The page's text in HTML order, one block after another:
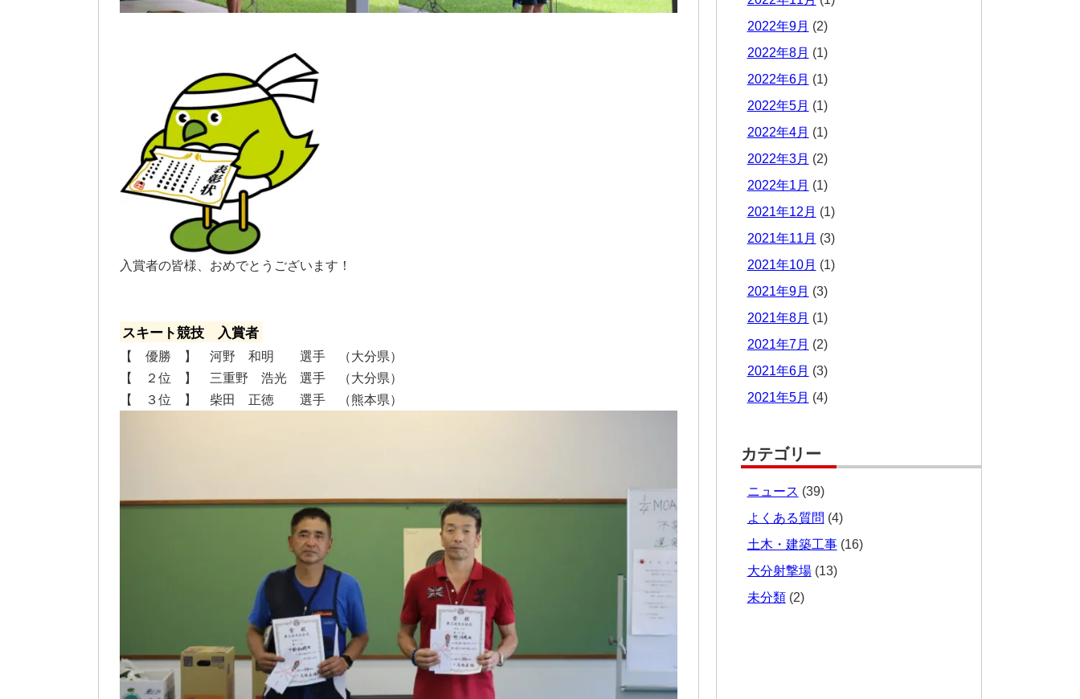
入賞者の皆様、おめでとうございます！
スキート競技 入賞者
【 優勝 】 河野 和明 選手 （大分県）
【 ２位 】 三重野 浩光 選手 （大分県）
【 ３位 】 柴田 正徳 選手 （熊本県）
2022年9月 (2)
2022年8月 (1)
2022年6月 (1)
2022年5月 (1)
2022年4月 (1)
2022年3月 (2)
2022年1月 (1)
2021年12月 (1)
2021年11月 (3)
2021年10月 (1)
2021年9月 (3)
2021年8月 (1)
2021年7月 (2)
2021年6月 (3)
2021年5月 (4)
カテゴリー
ニュース (39)
よくある質問 (4)
土木・建築工事(16)
大分射撃場(13)
未分類(2)